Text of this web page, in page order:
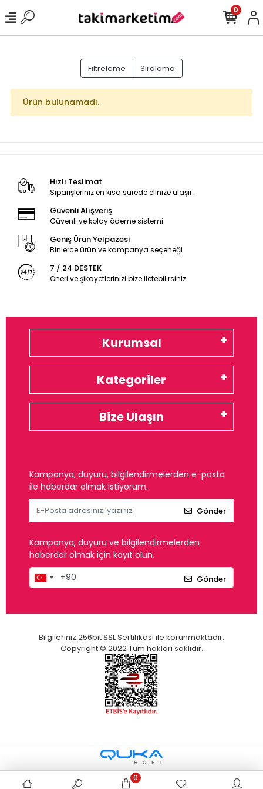
0
Filtreleme Sıralama
Ürün bulunamadı.
Hızlı Teslimat
Siparişleriniz en kısa sürede elinize ulaşır.
Güvenli Alışveriş
Güvenli ve kolay ödeme sistemi
Geniş Ürün Yelpazesi
Binlerce ürün ve kampanya seçeneği
7 / 24 DESTEK
Öneri ve şikayetlerinizi bize iletebilirsiniz.
Kurumsal
Kategoriler
Bize Ulaşın
Kampanya, duyuru, bilgilendirmelerden e-posta
ile haberdar olmak istiyorum.
Gönder
Kampanya, duyuru ve bilgilendirmelerden
haberdar olmak için kayıt olun.
Gönder
Bilgileriniz 256bit SSL Sertifikası ile korunmaktadır.
Copyright © 2022 Tüm hakları saklıdır.
0